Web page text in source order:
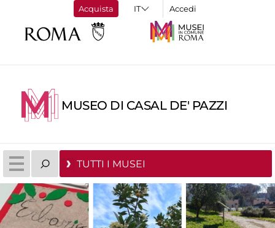
Acquista Accedi
MUSEO DI CASAL DE' PAZZI
TUTTI I MUSEI